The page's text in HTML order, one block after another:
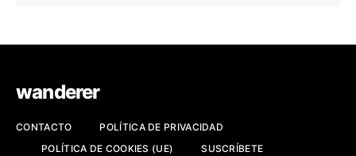
wanderer
CONTACTO
POLÍTICA DE PRIVACIDAD
POLÍTICA DE COOKIES (UE)
SUSCRÍBETE